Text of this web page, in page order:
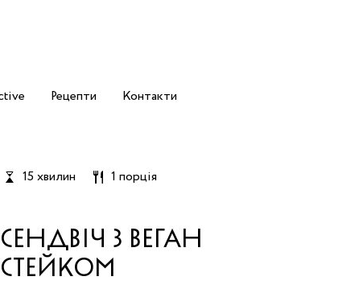
Рецепти Контакти
15 хвилин 1 порція
СЕНДВІЧ З ВЕГАН
СТЕЙКОМ